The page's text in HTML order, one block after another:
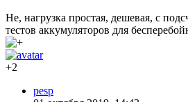
Не, нагрузка простая, дешевая, с
тестов аккумуляторов для
+2
pesp